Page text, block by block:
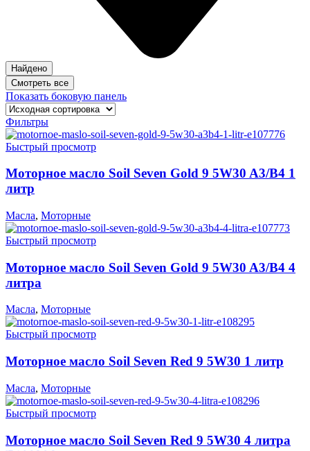
Найдено
Смотреть все
Показать боковую панель
Фильтры
Быстрый просмотр
Моторное масло Soil Seven Gold 9 5W30 A3/B4 1
литр
Масла, Моторные
Быстрый просмотр
Моторное масло Soil Seven Gold 9 5W30 A3/B4 4
литра
Масла, Моторные
Быстрый просмотр
Моторное масло Soil Seven Red 9 5W30 1 литр
Масла, Моторные
Быстрый просмотр
Моторное масло Soil Seven Red 9 5W30 4 литра